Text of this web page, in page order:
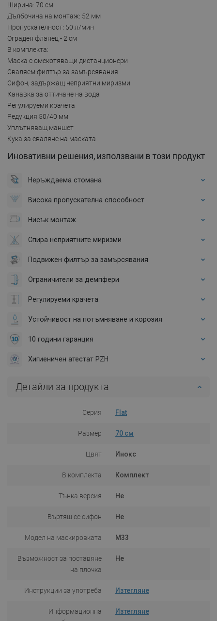
Ширина: 70 см
Дълбочина на монтаж: 52 мм
Пропускателност: 50 л/мин
Ограден фланец - 2 см
В комплекта:
Маска с омекотяващи дистанционери
Сваляем филтър за замърсявания
Сифон, задържащ неприятни миризми
Канавка за оттичане на вода
Регулируеми крачета
Редукция 50/40 мм
Уплътняващ маншет
Кука за сваляне на маската
Иновативни решения, използвани в този продукт
Неръждаема стомана
Висока пропускателна способност
Нисък монтаж
Спира неприятните миризми
Подвижен филтър за замърсявания
Ограничители за демпфери
Регулируеми крачета
Устойчивост на потъмняване и корозия
10 години гаранция
Хигиеничен атестат PZH
Детайли за продукта
Серия Flat
Размер 70 см
Цвят Инокс
В комплекта Комплект
Тънка версия Не
Въртящ се сифон Не
Модел на маскировката M33
Възможност за поставяне
на плочка
Не
Инструкции за употреба Изтегляне
Информационна
Изтегляне